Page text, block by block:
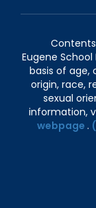
Eugene
basis of age,
origin, race,
sexual
information,
webpage .